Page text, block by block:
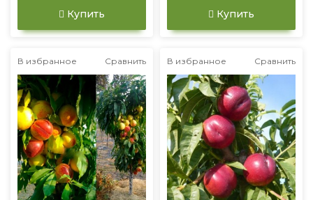
Купить Купить
В избранное Сравнить В избранное Сравнить